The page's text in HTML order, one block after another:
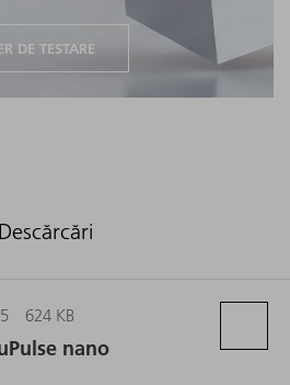
DE TESTARE
Descărcări
624 KB
nano